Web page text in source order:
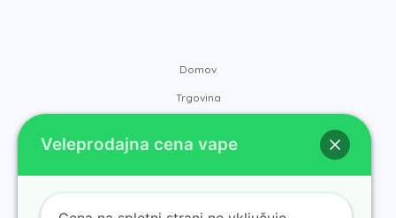
Domov
Trgovina
Kontakt
Blog
Veleprodajna cena vape